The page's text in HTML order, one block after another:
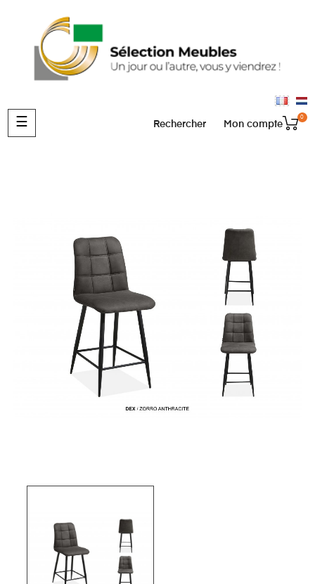
Basculer
la
☰ 0
Mon compte
Rechercher